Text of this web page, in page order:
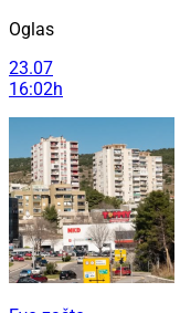
Oglas
23.07
16:02h